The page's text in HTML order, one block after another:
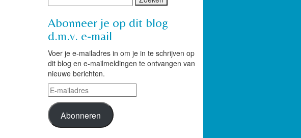
Abonneer je op dit blog
d.m.v. e-mail
Voer je e-mailadres in om je in te schrijven op
dit blog en e-mailmeldingen te ontvangen van
nieuwe berichten.
E-
mailadres
Abonneren